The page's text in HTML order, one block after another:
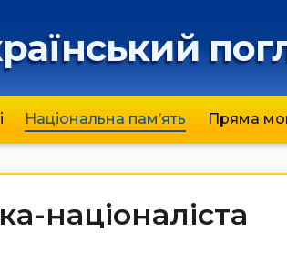
Національна пам’ять Пряма
націоналіста